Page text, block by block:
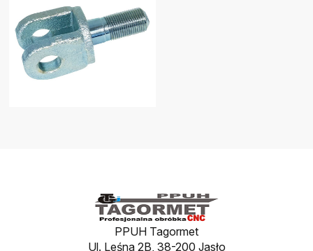
PPUH Tagormet
Ul. Leśna 2B, 38-200 Jasło